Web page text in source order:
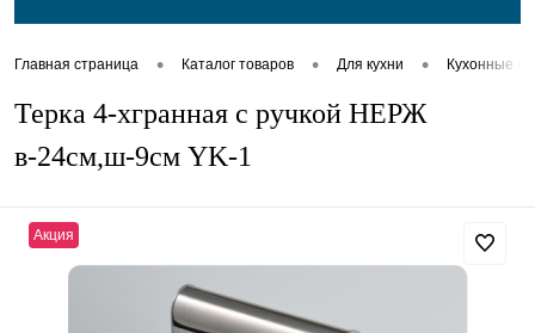
Главная страница • Каталог товаров • Для кухни • Кухонные
Терка 4-хгранная с ручкой НЕРЖ
в-24см,ш-9см YK-1
Акция